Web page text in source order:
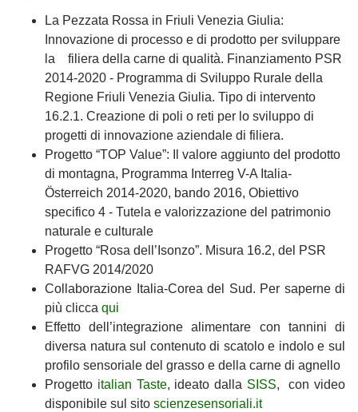
La Pezzata Rossa in Friuli Venezia Giulia:
Innovazione di processo e di prodotto per sviluppare
la filiera della carne di qualità. Finanziamento PSR
2014-2020 - Programma di Sviluppo Rurale della
Regione Friuli Venezia Giulia. Tipo di intervento
16.2.1. Creazione di poli o reti per lo sviluppo di
progetti di innovazione aziendale di filiera.
Progetto “TOP Value”: Il valore aggiunto del prodotto
di montagna, Programma Interreg V-A Italia-
Österreich 2014-2020, bando 2016, Obiettivo
specifico 4 - Tutela e valorizzazione del patrimonio
naturale e culturale
Progetto “Rosa dell’Isonzo”. Misura 16.2, del PSR
RAFVG 2014/2020
Collaborazione Italia-Corea del Sud. Per saperne di
più clicca qui
Effetto dell’integrazione alimentare con tannini di
diversa natura sul contenuto di scatolo e indolo e sul
profilo sensoriale del grasso e della carne di agnello
Progetto italian Taste, ideato dalla SISS, con video
disponibile sul sito scienzesensoriali.it